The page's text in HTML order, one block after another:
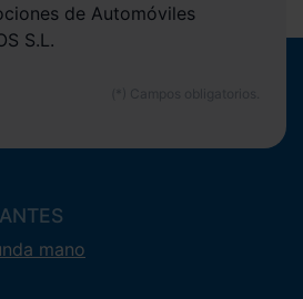
de Automóviles
S.L.
mano